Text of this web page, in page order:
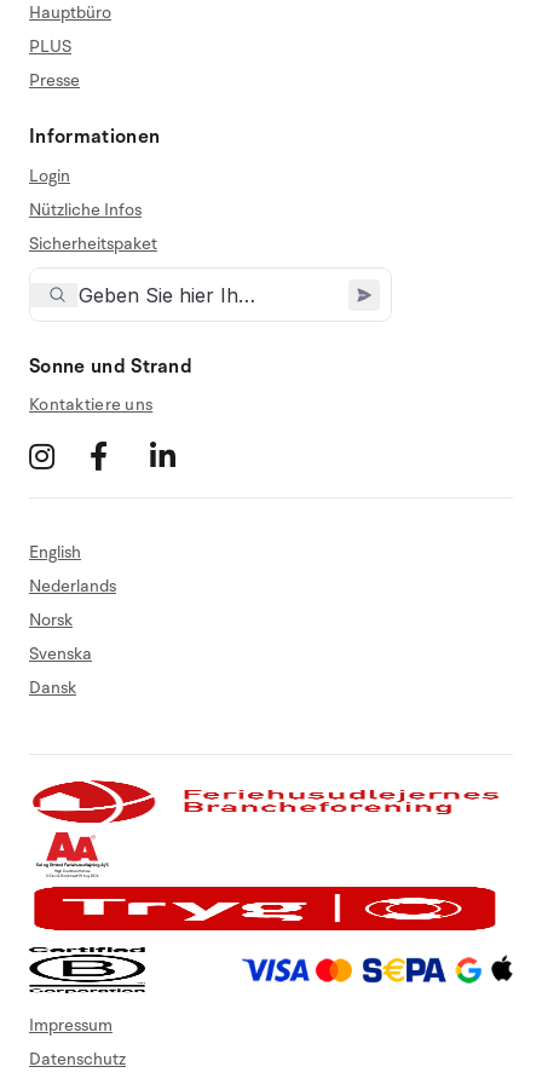
Hauptbüro
PLUS
Presse
Informationen
Login
Nützliche Infos
Sicherheitspaket
Sonne und Strand
Kontaktiere uns
English
Nederlands
Norsk
Svenska
Dansk
Impressum
Datenschutz